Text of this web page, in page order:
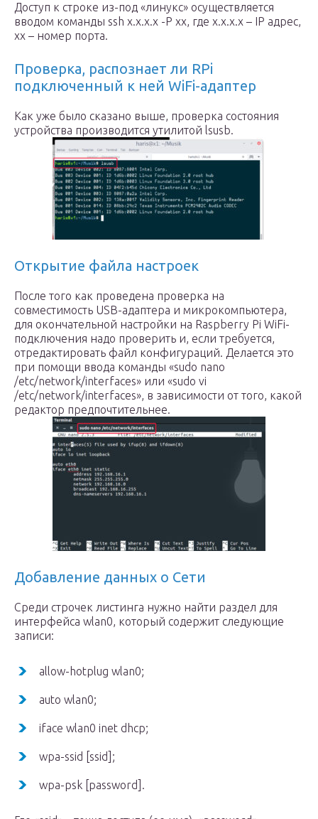
Доступ к строке из-под «линукс» осуществляется
вводом команды ssh x.x.x.x -P xx, где x.x.x.x – IP адрес,
xx – номер порта.
Проверка, распознает ли RPi
подключенный к ней WiFi-адаптер
Как уже было сказано выше, проверка состояния
устройства производится утилитой lsusb.
Открытие файла настроек
После того как проведена проверка на
совместимость USB-адаптера и микрокомпьютера,
для окончательной настройки на Raspberry Pi WiFi-
подключения надо проверить и, если требуется,
отредактировать файл конфигураций. Делается это
при помощи ввода команды «sudo nano
/etc/network/interfaces» или «sudo vi
/etc/network/interfaces», в зависимости от того, какой
редактор предпочтительнее.
Добавление данных о Сети
Среди строчек листинга нужно найти раздел для
интерфейса wlan0, который содержит следующие
записи:
allow-hotplug wlan0;
auto wlan0;
iface wlan0 inet dhcp;
wpa-ssid [ssid];
wpa-psk [password].